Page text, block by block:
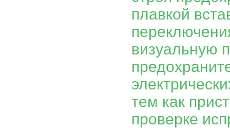
плавкой
визуальную
тем как
проверке